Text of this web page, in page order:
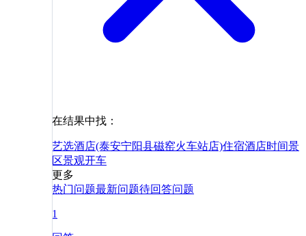
在结果中找：
艺选酒店(泰安宁阳县磁窑火车站店)住宿酒店时间景
区景观开车
更多
热门问题最新问题待回答问题
1